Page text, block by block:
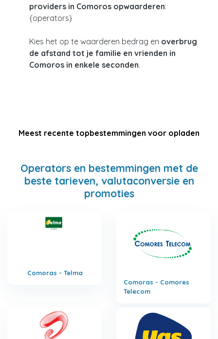
providers in Comoros opwaarderen:
{operators}
Kies het op te waarderen bedrag en overbrug
de afstand tot je familie en vrienden in
Comoros in enkele seconden.
Meest recente topbestemmingen voor opladen
Operators en bestemmingen met de
beste tarieven, valutaconversie en
promoties
Comoras - Telma
Comoras - Comores
Telecom